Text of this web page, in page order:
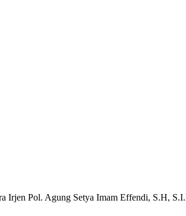
Irjen Pol. Agung Setya Imam Effendi, S.H,